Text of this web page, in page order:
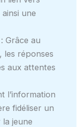
une
: Grâce au
les réponses
aux attentes
l’information
fidéliser un
jeune